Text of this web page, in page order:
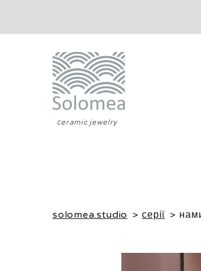
сeramic jewelry
solomea.studio серії